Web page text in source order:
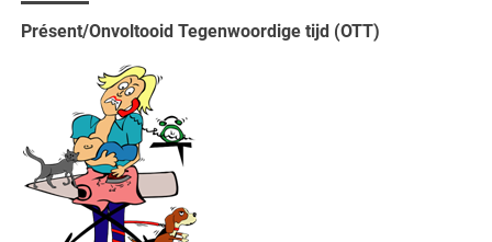
Présent/Onvoltooid Tegenwoordige tijd (OTT)